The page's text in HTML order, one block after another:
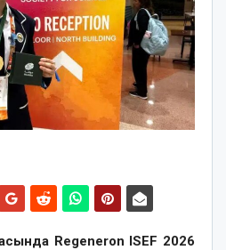
Regeneron ISEF 2026